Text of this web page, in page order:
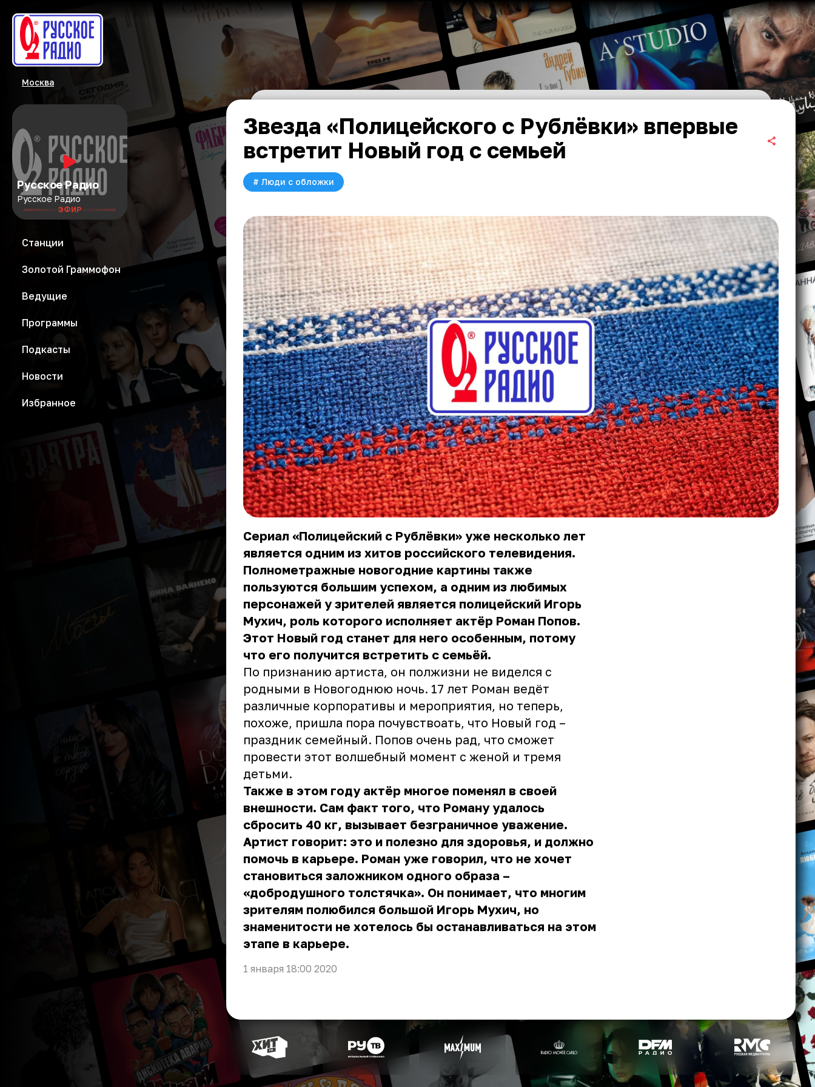
Москва
Русское Радио
Русское Радио
ЭФИР
Станции
Золотой Граммофон
Ведущие
Программы
Подкасты
Новости
Избранное
Звезда «Полицейского с Рублёвки» впервые
встретит Новый год с семьей
# Люди с обложки
Сериал «Полицейский с Рублёвки» уже несколько лет
является одним из хитов российского телевидения.
Полнометражные новогодние картины также
пользуются большим успехом, а одним из любимых
персонажей у зрителей является полицейский Игорь
Мухич, роль которого исполняет актёр Роман Попов.
Этот Новый год станет для него особенным, потому
что его получится встретить с семьёй.
По признанию артиста, он полжизни не виделся с
родными в Новогоднюю ночь. 17 лет Роман ведёт
различные корпоративы и мероприятия, но теперь,
похоже, пришла пора почувствоать, что Новый год –
праздник семейный. Попов очень рад, что сможет
провести этот волшебный момент с женой и тремя
детьми.
Также в этом году актёр многое поменял в своей
внешности. Сам факт того, что Роману удалось
сбросить 40 кг, вызывает безграничное уважение.
Артист говорит: это и полезно для здоровья, и должно
помочь в карьере. Роман уже говорил, что не хочет
становиться заложником одного образа –
«добродушного толстячка». Он понимает, что многим
зрителям полюбился большой Игорь Мухич, но
знаменитости не хотелось бы останавливаться на этом
этапе в карьере.
1 января 18:00 2020